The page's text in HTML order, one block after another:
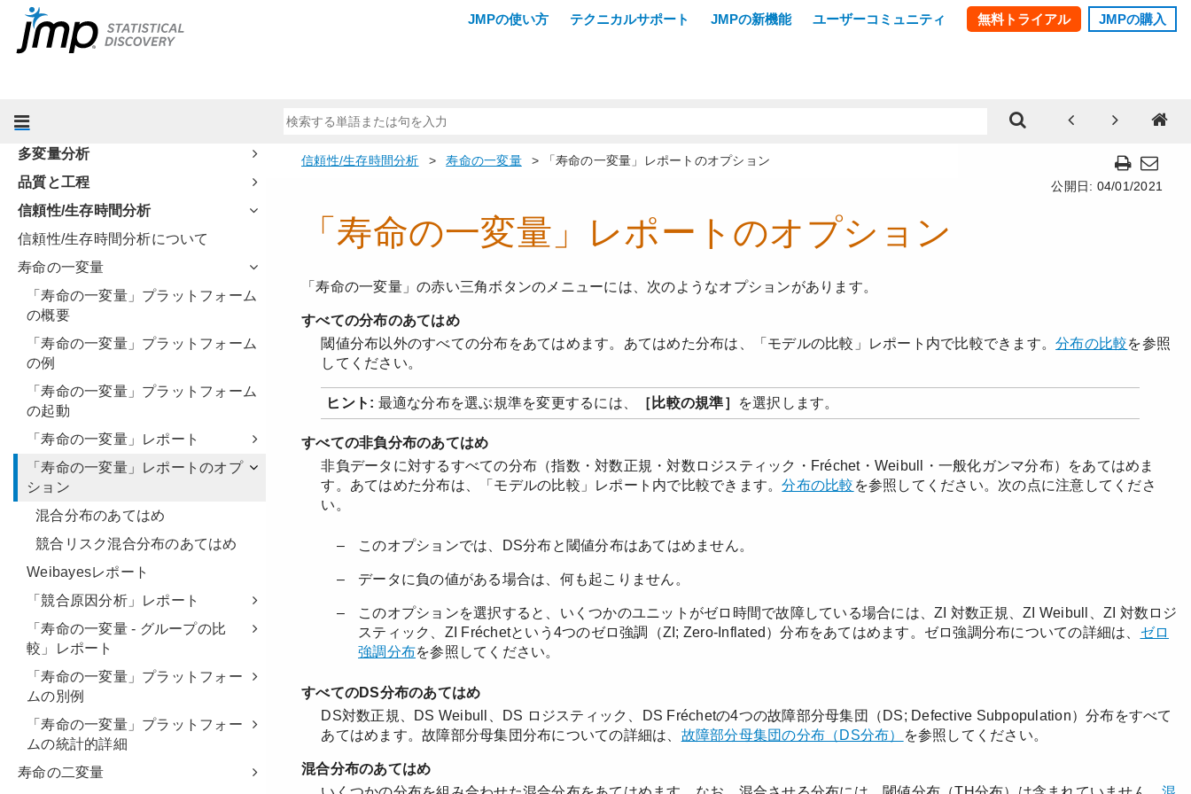
グラフ機能
『プロファイル機能』
予測モデルおよび発展的なモデル
多変量分析
品質と工程
信頼性/生存時間分析
信頼性/生存時間分析について
寿命の一変量
「寿命の一変量」プラットフォーム
の概要
「寿命の一変量」プラットフォーム
の例
「寿命の一変量」プラットフォーム
の起動
「寿命の一変量」レポート
「寿命の一変量」レポートのオプ
ション
混合分布のあてはめ
競合リスク混合分布のあてはめ
Weibayesレポート
「競合原因分析」レポート
「寿命の一変量 - グループの比
較」レポート
「寿命の一変量」プラットフォー
ムの別例
「寿命の一変量」プラットフォー
ムの統計的詳細
寿命の二変量